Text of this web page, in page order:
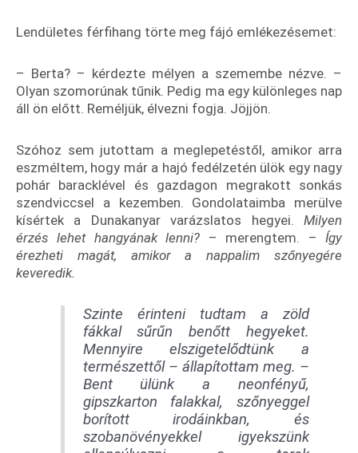
Lendületes férfihang törte meg fájó emlékezésemet:
– Berta? – kérdezte mélyen a szemembe nézve. –
Olyan szomorúnak tűnik. Pedig ma egy különleges nap
áll ön előtt. Reméljük, élvezni fogja. Jöjjön.
Szóhoz sem jutottam a meglepetéstől, amikor arra
eszméltem, hogy már a hajó fedélzetén ülök egy nagy
pohár baracklével és gazdagon megrakott sonkás
szendviccsel a kezemben. Gondolataimba merülve
kísértek a Dunakanyar varázslatos hegyei. Milyen
érzés lehet hangyának lenni? – merengtem. –Így
érezheti magát, amikor a nappalim szőnyegére
keveredik.
Szinte érinteni tudtam a zöld
fákkal sűrűn benőtt hegyeket.
Mennyire elszigetelődtünk a
természettől– állapítottam meg. –
Bent ülünk a neonfényű,
gipszkarton falakkal, szőnyeggel
borított irodáinkban, és
szobanövényekkel igyekszünk